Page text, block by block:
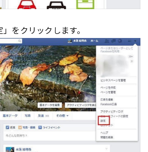
をクリックします。